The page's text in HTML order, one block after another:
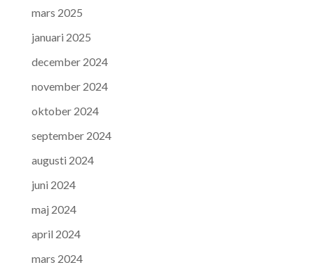
mars 2025
januari 2025
december 2024
november 2024
oktober 2024
september 2024
augusti 2024
juni 2024
maj 2024
april 2024
mars 2024